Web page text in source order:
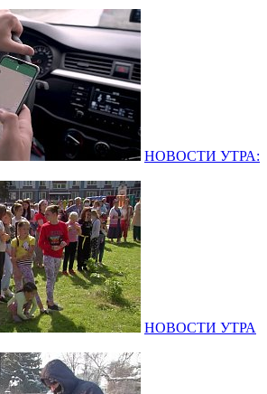
НОВОСТИ УТРА:
НОВОСТИ УТРА